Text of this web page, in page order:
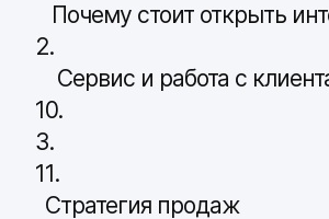
Почему стоит открыть
2.
Сервис и работа с
10.
3.
11.
Стратегия продаж